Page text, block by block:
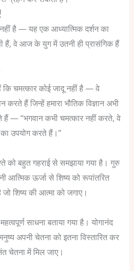
है — यह एक आध्यात्मिक दर्शन का
हैं, वे आज के युग में उतनी ही प्रासंगिक हैं
कि चमत्कार कोई जादू नहीं है — वे
हैं जिन्हें हमारा भौतिक विज्ञान अभी
— “भगवान कभी चमत्कार नहीं करते, वे
उपयोग करते हैं।”
को बहुत गहराई से समझाया गया है। गुरु
आत्मिक ऊर्जा से शिष्य को रूपांतरित
शिष्य की आत्मा को जगाए।
साधना बताया गया है। योगानंद
अपनी चेतना को इतना विस्तारित कर
चेतना में मिल जाए।